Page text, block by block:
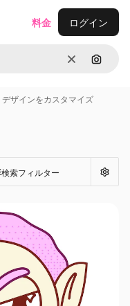
消去 画像で
料金 ログイン
デザインをカスタマイズ
検索フィルター